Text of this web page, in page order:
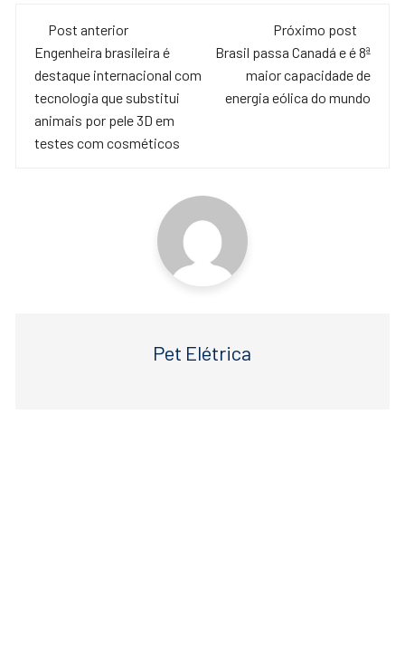
e
b
o
o
k
er s
A
p
p
Navegação
de
post
Post anterior
Engenheira brasileira é
destaque internacional com
tecnologia que substitui
animais por pele 3D em
testes com cosméticos
Próximo post
Brasil passa Canadá e é 8ª
maior capacidade de
energia eólica do mundo
Pet Elétrica